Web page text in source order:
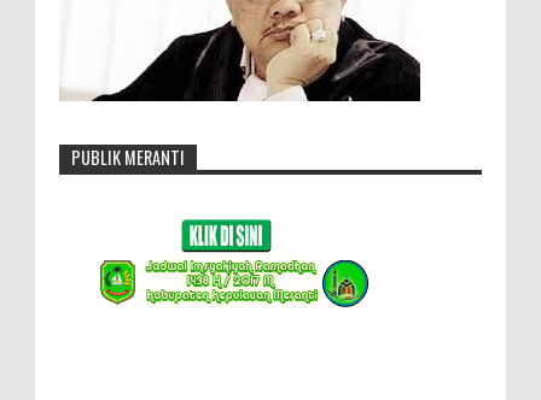
PUBLIK MERANTI